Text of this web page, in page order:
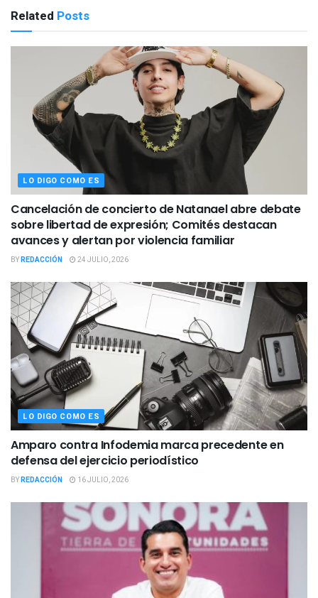
Related Posts
LO DIGO COMO ES
Cancelación de concierto de Natanael abre debate
sobre libertad de expresión; Comités destacan
avances y alertan por violencia familiar
BYREDACCIÓN 24 JULIO, 2026
LO DIGO COMO ES
Amparo contra Infodemia marca precedente en
defensa del ejercicio periodístico
BYREDACCIÓN 16 JULIO, 2026